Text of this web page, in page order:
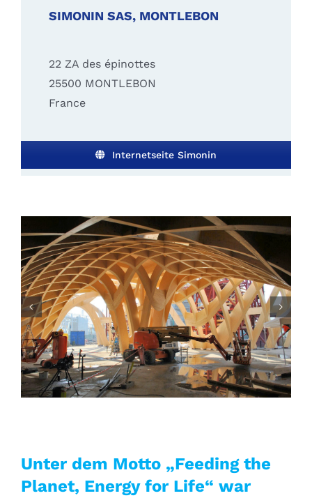
SIMONIN SAS, MONTLEBON
22 ZA des épinottes
25500 MONTLEBON
France
Internetseite Simonin
Unter dem Motto „Feeding the
Planet, Energy for Life“ war